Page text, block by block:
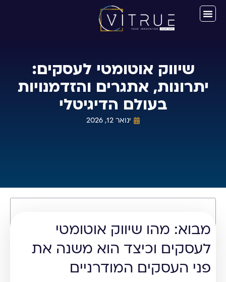
שיווק אוטומטי לעסקים:
יתרונות, אתגרים והזדמנויות
בעולם הדיגיטלי
ינואר 12, 2026
מבוא: מהו שיווק אוטומטי
לעסקים וכיצד הוא משנה את
פני העסקים המודרניים